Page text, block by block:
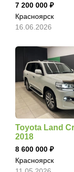
7 200 000
Красноярск
16.06.2026
Toyota Land
2018
8 600 000
Красноярск